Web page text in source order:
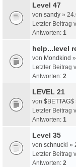
Level 47
von sandy »
Letzter Beitrag
Antworten: 1
help...level
von Mondkind
Letzter Beitrag
Antworten: 2
LEVEL 21
von $BETTAG$
Letzter Beitrag
Antworten: 1
Level 35
von schnucki »
Letzter Beitrag
Antworten: 2